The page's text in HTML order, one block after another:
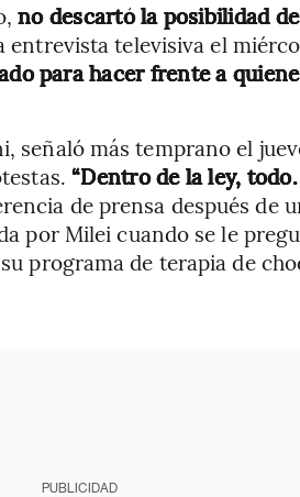
no descartó la posibilidad
entrevista televisiva el
para hacer frente a
señaló más temprano el
“Dentro de la ley,
de prensa después de
por Milei cuando se le
programa de terapia de
PUBLICIDAD